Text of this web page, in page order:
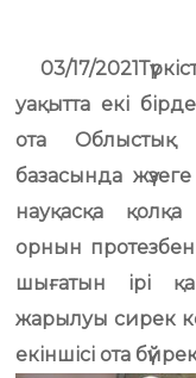
03/17/
уақытта екі
ота Облыстық
базасында
науқасқа
орнын
шығатын ірі
жарылуы сирек
екіншісі ота